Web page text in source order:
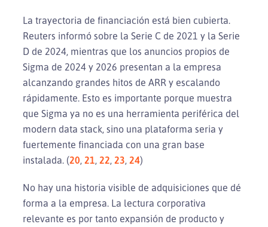
La trayectoria de financiación está bien cubierta.
Reuters informó sobre la Serie C de 2021 y la Serie
D de 2024, mientras que los anuncios propios de
Sigma de 2024 y 2026 presentan a la empresa
alcanzando grandes hitos de ARR y escalando
rápidamente. Esto es importante porque muestra
que Sigma ya no es una herramienta periférica del
modern data stack, sino una plataforma seria y
fuertemente financiada con una gran base
instalada. (20, 21, 22, 23, 24)
No hay una historia visible de adquisiciones que dé
forma a la empresa. La lectura corporativa
relevante es por tanto expansión de producto y